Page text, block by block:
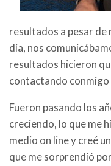
resultados a pesar de
día, nos
resultados hicieron
contactando
Fueron pasando los
creciendo, lo que me
medio on line y creé
que me sorprendió